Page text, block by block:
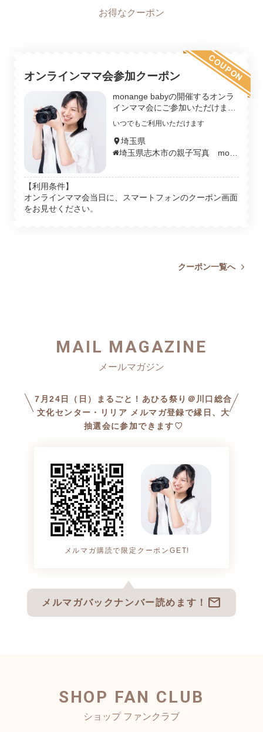
はご相談だけでもお気軽にメ
ッセージくださいね。
LINE公式からメッセージくだ
さい。
https://lin.ee/Z9h6njs
オンラインママ会参加クーポン
monange babyの開催するオンラ
インママ会にご参加いただけま
す。 日程はお問い合わせくださ
い。 ※他のクーポンとの併用はで
きません。
いつでもご利用いただけます
埼玉県
埼玉県志木市の親子写真 mon
【利用条件】
オンラインママ会当日に、スマートフォンのクーポン画面
をお見せください。
COUPON
クーポン一覧へ
MAIL MAGAZINE
7月24日（日）まるごと！あひる祭り＠川口総合
文化センター・リリア メルマガ登録で縁日、大
抽選会に参加できます♡
メルマガ購読で限定クーポンGET!
メルマガバックナンバー読めます！ mail
SHOP FAN CLUB